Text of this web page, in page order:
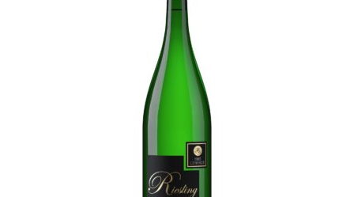
Rauenthaler
Steinmächer
5,50 €
IN DEN WARENKORB